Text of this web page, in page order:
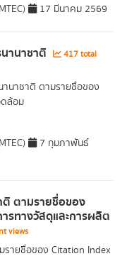
17 มีนาคม 2569
านาชาติ
417 total
านาชาติ ตามรายชื่อของ
ล้อม
7 กุมภาพันธ์
ตามรายชื่อของ
รทางวัสดุและการผลิต
views
ายชื่อของ Citation Index